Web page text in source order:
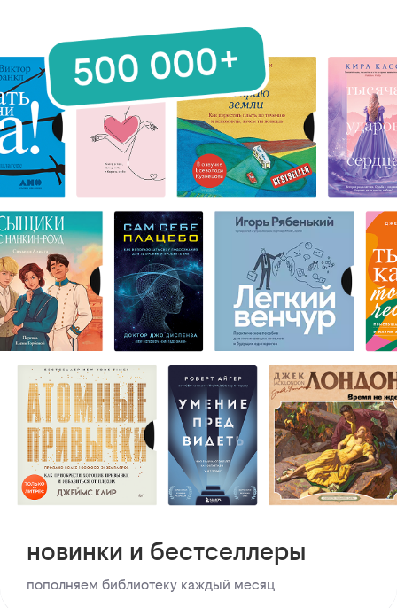
новинки и бестселлеры
пополняем библиотеку каждый месяц